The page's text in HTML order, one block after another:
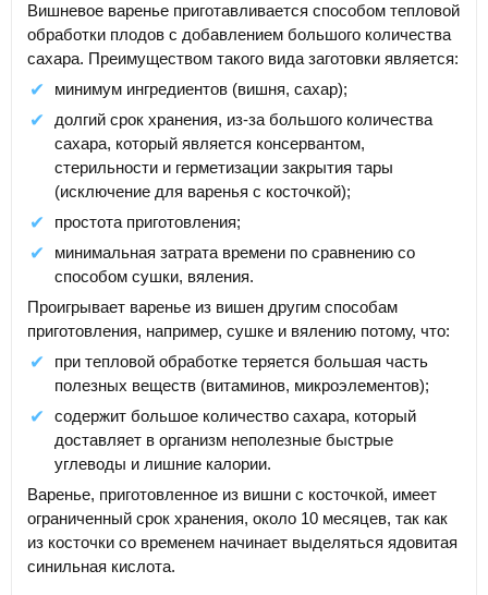
Вишневое варенье приготавливается способом тепловой
обработки плодов с добавлением большого количества
сахара. Преимуществом такого вида заготовки является:
минимум ингредиентов (вишня, сахар);
долгий срок хранения, из-за большого количества
сахара, который является консервантом,
стерильности и герметизации закрытия тары
(исключение для варенья с косточкой);
простота приготовления;
минимальная затрата времени по сравнению со
способом сушки, вяления.
Проигрывает варенье из вишен другим способам
приготовления, например, сушке и вялению потому, что:
при тепловой обработке теряется большая часть
полезных веществ (витаминов, микроэлементов);
содержит большое количество сахара, который
доставляет в организм неполезные быстрые
углеводы и лишние калории.
Варенье, приготовленное из вишни с косточкой, имеет
ограниченный срок хранения, около 10 месяцев, так как
из косточки со временем начинает выделяться ядовитая
синильная кислота.